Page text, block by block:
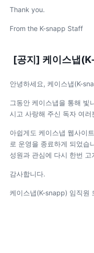
Thank you.
From the K-snapp Staff
[공지] 케이스냅
안녕하세요, 케이스냅(K-
그동안 케이스냅을 통해 빛
시고 사랑해 주신 독자 여
아쉽게도 케이스냅 웹사이
로 운영을 종료하게 되었습
성원과 관심에 다시 한번
감사합니다.
케이스냅(K-snapp) 임직원